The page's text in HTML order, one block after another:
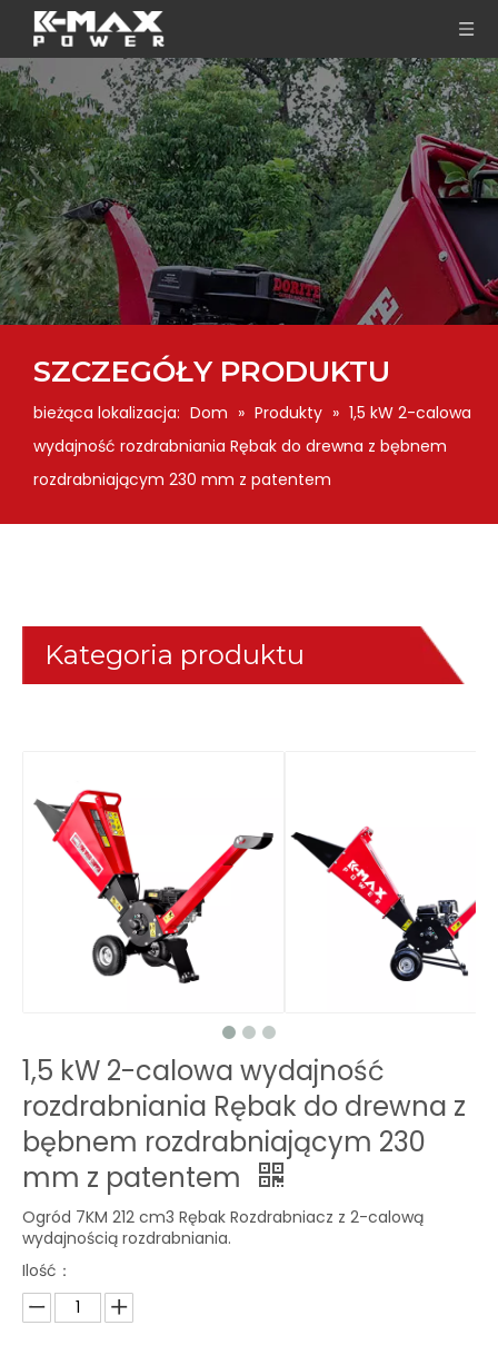
SZCZEGÓŁY PRODUKTU
bieżąca lokalizacja: Dom » Produkty » 1,5 kW 2-calowa
wydajność rozdrabniania Rębak do drewna z bębnem
rozdrabniającym 230 mm z patentem
Kategoria produktu
1,5 kW 2-calowa wydajność
rozdrabniania Rębak do drewna z
bębnem rozdrabniającym 230
mm z patentem
Ogród 7KM 212 cm3 Rębak Rozdrabniacz z 2-calową
wydajnością rozdrabniania.
Ilość：